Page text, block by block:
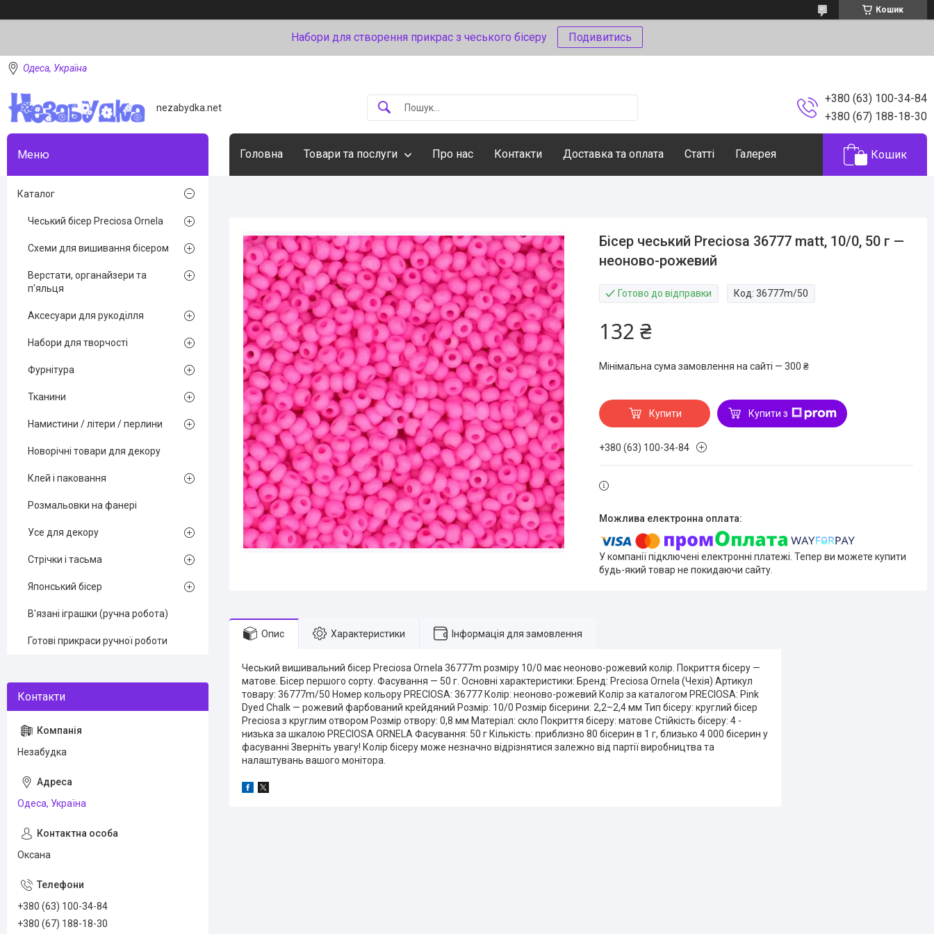
Кошик
Набори для створення прикрас з чеського бісеру Подивитись
Одеса, Україна
nezabydka.net
+380 (63) 100-34-84
+380 (67) 188-18-30
Головна Товари та послуги Про нас Контакти Доставка та оплата Статті Галерея Кошик
Бісер чеський Preciosa 36777 matt, 10/0, 50 г —
неоново-рожевий
Готово до відправки Код:36777m/50
132 ₴
Мінімальна сума замовлення на сайті — 300 ₴
Купити Купити з
+380 (63) 100-34-84
У компанії підключені електронні платежі. Тепер ви можете купити
будь-який товар не покидаючи сайту.
Опис Характеристики Інформація для замовлення
Чеський вишивальний бісер Preciosa Ornela 36777m розміру 10/0 має неоново-рожевий колір. Покриття бісеру —
матове. Бісер першого сорту. Фасування — 50 г. Основні характеристики: Бренд: Preciosa Ornela (Чехія) Артикул
товару: 36777m/50 Номер кольору PRECIOSA: 36777 Колір: неоново-рожевий Колір за каталогом PRECIOSA: Pink
Dyed Chalk — рожевий фарбований крейдяний Розмір: 10/0 Розмір бісерини: 2,2–2,4 мм Тип бісеру: круглий бісер
Preciosa з круглим отвором Розмір отвору: 0,8 мм Матеріал: скло Покриття бісеру: матове Стійкість бісеру: 4 -
низька за шкалою PRECIOSA ORNELA Фасування: 50 г Кількість: приблизно 80 бісерин в 1 г, близько 4 000 бісерин у
фасуванні Зверніть увагу! Колір бісеру може незначно відрізнятися залежно від партії виробництва та
налаштувань вашого монітора.
Каталог
Чеський бісер Preciosa Ornela
Схеми для вишивання бісером
Верстати, органайзери та
п'яльця
Аксесуари для рукоділля
Набори для творчості
Фурнітура
Тканини
Намистини / літери / перлини
Новорічні товари для декору
Клей і паковання
Розмальовки на фанері
Усе для декору
Стрічки і тасьма
Японський бісер
В'язані іграшки (ручна робота)
Готові прикраси ручної роботи
Незабудка
Одеса, Україна
Оксана
+380 (63) 100-34-84
+380 (67) 188-18-30